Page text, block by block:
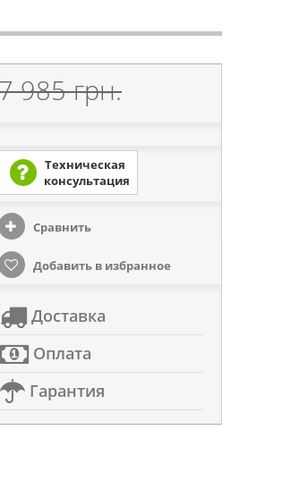
985 грн.
Техническая
консультация
Сравнить
Добавить в избранное
Доставка
Оплата
Гарантия